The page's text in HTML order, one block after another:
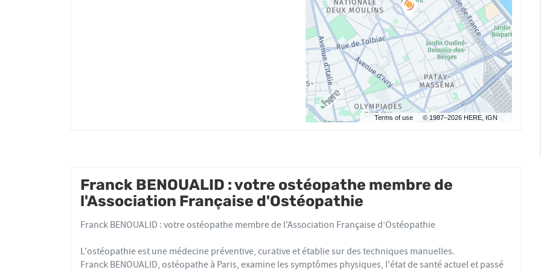
Terms of use © 1987–2026 HERE, IGN
Franck BENOUALID : votre ostéopathe membre de
l'Association Française d'Ostéopathie
Franck BENOUALID : votre ostéopathe membre de l'Association Française d’Ostéopathie
L'ostéopathie est une médecine préventive, curative et établie sur des techniques manuelles.
Franck BENOUALID, ostéopathe à Paris, examine les symptômes physiques, l'état de santé actuel et passé